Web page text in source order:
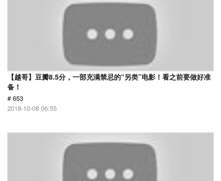
【越哥】豆瓣8.5分，一部充满禁忌的“另类”电影！看之前要做好准
备！
# 653
2018-10-08 06:55